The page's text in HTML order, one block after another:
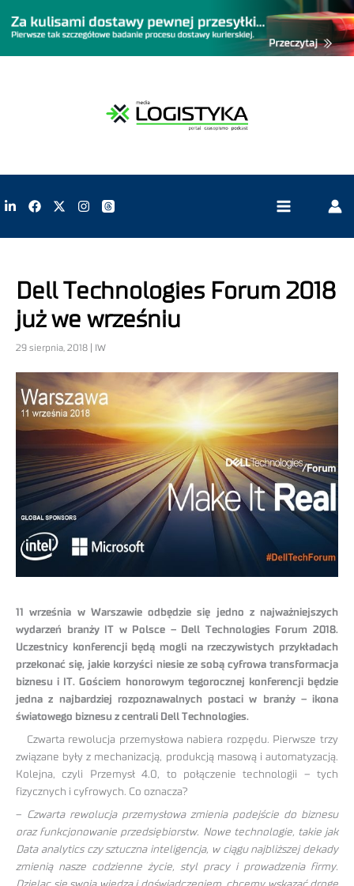
Dell Technologies Forum 2018
już we wrześniu
29 sierpnia, 2018 | IW
11 września w Warszawie odbędzie się jedno z najważniejszych
wydarzeń branży IT w Polsce – Dell Technologies Forum 2018.
Uczestnicy konferencji będą mogli na rzeczywistych przykładach
przekonać się, jakie korzyści niesie ze sobą cyfrowa transformacja
biznesu i IT. Gościem honorowym tegorocznej konferencji będzie
jedna z najbardziej rozpoznawalnych postaci w branży – ikona
światowego biznesu z centrali Dell Technologies.
Czwarta rewolucja przemysłowa nabiera rozpędu. Pierwsze trzy
związane były z mechanizacją, produkcją masową i automatyzacją.
Kolejna, czyli Przemysł 4.0, to połączenie technologii – tych
fizycznych i cyfrowych. Co oznacza?
– Czwarta rewolucja przemysłowa zmienia podejście do biznesu
oraz funkcjonowanie przedsiębiorstw. Nowe technologie, takie jak
Data analytics czy sztuczna inteligencja, w ciągu najbliższej dekady
zmienią nasze codzienne życie, styl pracy i prowadzenia firmy.